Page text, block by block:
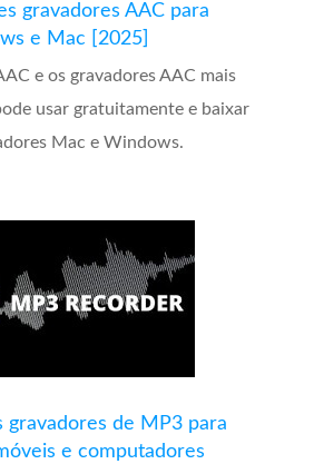
gravadores AAC para
e Mac [2025]
e os gravadores AAC mais
usar gratuitamente e baixar
Mac e Windows.
gravadores de MP3 para
e computadores